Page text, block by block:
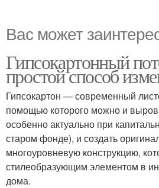
Вас может
Гипсокартонный
простой способ
Гипсокартон — современный
помощью которого можно и
особенно актуально при
старом фонде), и создать
многоуровневую конструкцию,
стилеобразующим элементом в
дома.